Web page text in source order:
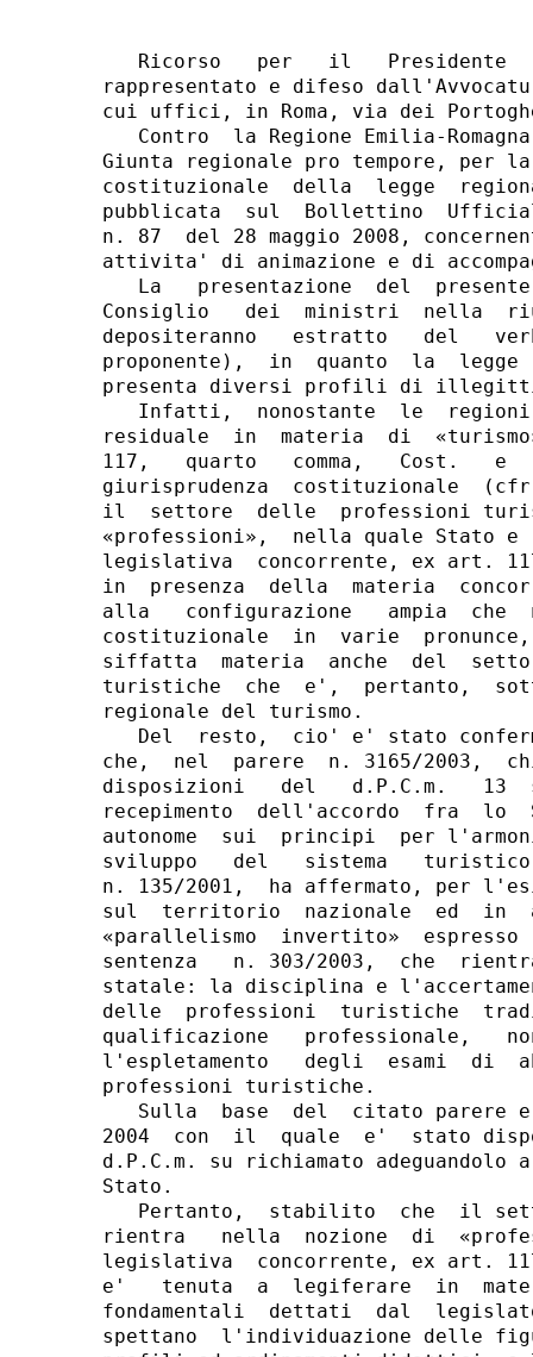
Ricorso   per   il   Presidente
rappresentato e difeso
cui uffici, in Roma, via dei
Contro  la Regione Emilia-
Giunta regionale pro tempore,
costituzionale  della  legge
pubblicata  sul  Bollettino
n. 87  del 28 maggio 2008,
attivita' di animazione e di
La   presentazione  del
Consiglio   dei  ministri  nella
depositeranno   estratto   del
proponente),  in  quanto  la  legge
presenta diversi profili di
Infatti,  nonostante  le
residuale  in  materia  di
117,   quarto   comma,   Cost.   e
giurisprudenza  costituzionale
il  settore  delle  professioni
«professioni»,  nella quale Stato e
legislativa  concorrente, ex art.
in  presenza  della  materia
alla   configurazione   ampia
costituzionale  in  varie
siffatta  materia  anche  del
turistiche  che  e',  pertanto,
regionale del turismo.
Del  resto,  cio' e' stato
che,  nel  parere  n. 3165/2003,
disposizioni   del   d.P.C.m.   13
recepimento  dell'accordo  fra  lo
autonome  sui  principi  per
sviluppo   del   sistema
n. 135/2001,  ha affermato, per
sul  territorio  nazionale  ed  in
«parallelismo  invertito»
sentenza   n. 303/2003,  che
statale: la disciplina e
delle  professioni  turistiche
qualificazione   professionale,
l'espletamento   degli  esami  di
professioni turistiche.
Sulla  base  del  citato parere
2004  con  il  quale  e'  stato
d.P.C.m. su richiamato
Stato.
Pertanto,  stabilito  che  il
rientra   nella  nozione  di
legislativa  concorrente, ex art.
e'   tenuta  a  legiferare  in
fondamentali  dettati  dal
spettano  l'individuazione delle